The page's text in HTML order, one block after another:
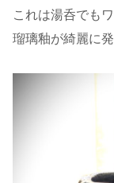
これは湯呑でも
瑠璃釉が綺麗に